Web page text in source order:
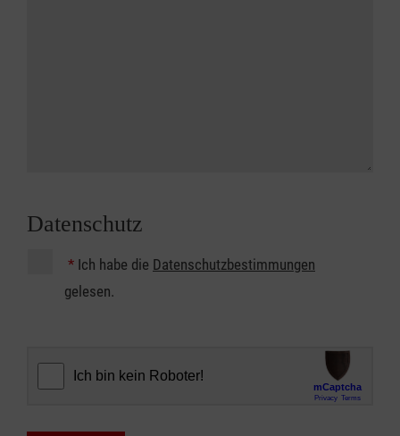
Datenschutz
* Ich habe die Datenschutzbestimmungen
gelesen.